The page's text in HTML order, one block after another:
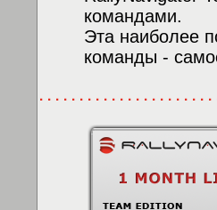
командами.
Эта наиболее
команды -